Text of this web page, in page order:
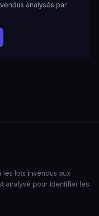
analysés par
lots invendus aux
analysé pour identifier les